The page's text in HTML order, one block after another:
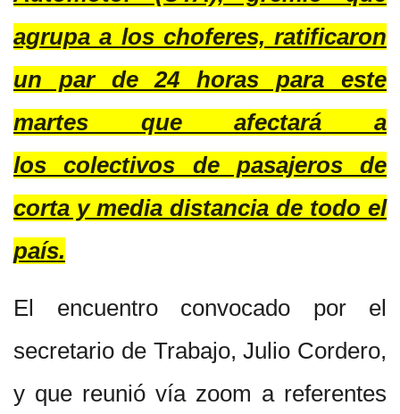
agrupa a los choferes, ratificaron
un par de 24 horas para este
martes que afectará a
los colectivos de pasajeros de
corta y media distancia de todo el
país.
El encuentro convocado por el
secretario de Trabajo, Julio Cordero,
y que reunió vía zoom a referentes